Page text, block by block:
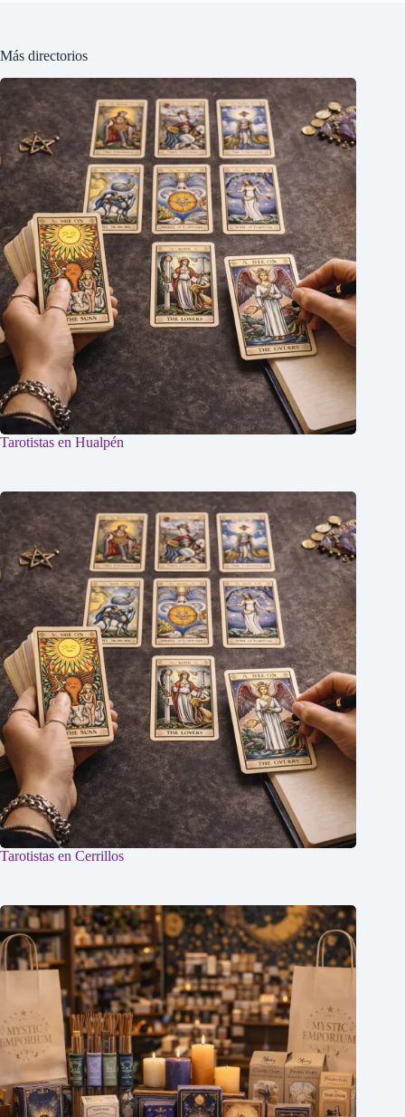
Más directorios
Tarotistas en Hualpén
Tarotistas en Cerrillos